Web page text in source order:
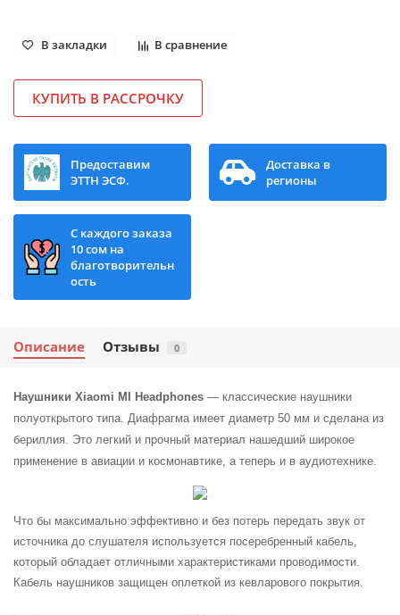
В закладки В сравнение
КУПИТЬ В РАССРОЧКУ
Предоставим
ЭТТН ЭСФ.
Доставка в
регионы
С каждого заказа
10 сом на
благотворительн
ость
Описание Отзывы 0
Наушники Xiaomi MI Headphones — классические наушники
полуоткрытого типа. Диафрагма имеет диаметр 50 мм и сделана из
бериллия. Это легкий и прочный материал нашедший широкое
применение в авиации и космонавтике, а теперь и в аудиотехнике.
Что бы максимально эффективно и без потерь передать звук от
источника до слушателя используется посеребренный кабель,
который обладает отличными характеристиками проводимости.
Кабель наушников защищен оплеткой из кевларового покрытия.